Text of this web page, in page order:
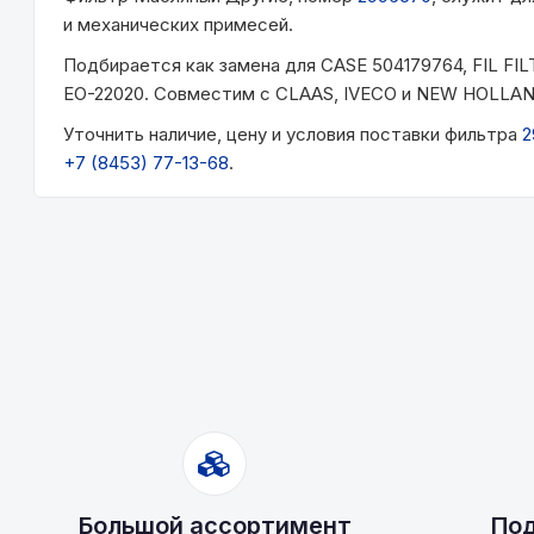
и механических примесей.
Подбирается как замена для CASE 504179764, FIL
EO-22020. Совместим с CLAAS, IVECO и NEW
Уточнить наличие, цену и условия поставки фильтра
+7 (8453) 77-13-68.
Большой ассортимент